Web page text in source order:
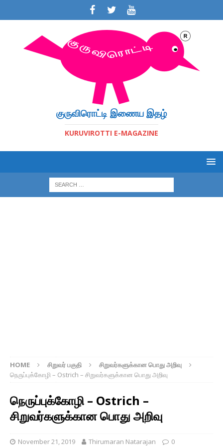
குருவிரொட்டி இணைய இதழ்
KURUVIROTTI E-MAGAZINE
HOME சிறுவர் பகுதி
சிறுவர்களுக்கான பொது அறிவு
நெருப்புக்கோழி – Ostrich – சிறுவர்களுக்கான பொது அறிவு
நெருப்புக்கோழி – Ostrich –
சிறுவர்களுக்கான பொது அறிவு
November 21, 2019 Thirumaran Natarajan 0